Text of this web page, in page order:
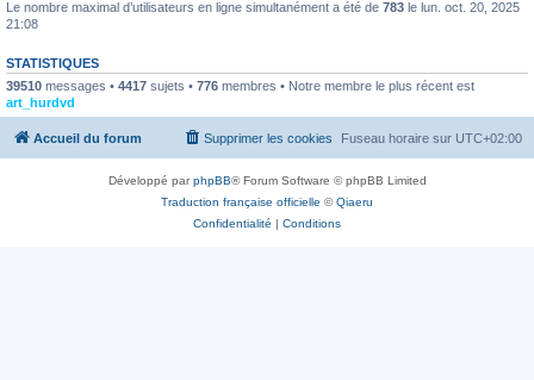
Le nombre maximal d’utilisateurs en ligne simultanément a été de 783 le lun. oct. 20, 2025
21:08
STATISTIQUES
39510 messages • 4417 sujets • 776 membres • Notre membre le plus récent est
art_hurdvd
Accueil du forum Fuseau horaire sur UTC+02:00
Supprimer les cookies
Développé parphpBB® Forum Software © phpBB Limited
Traduction française officielle ©Qiaeru
Confidentialité | Conditions